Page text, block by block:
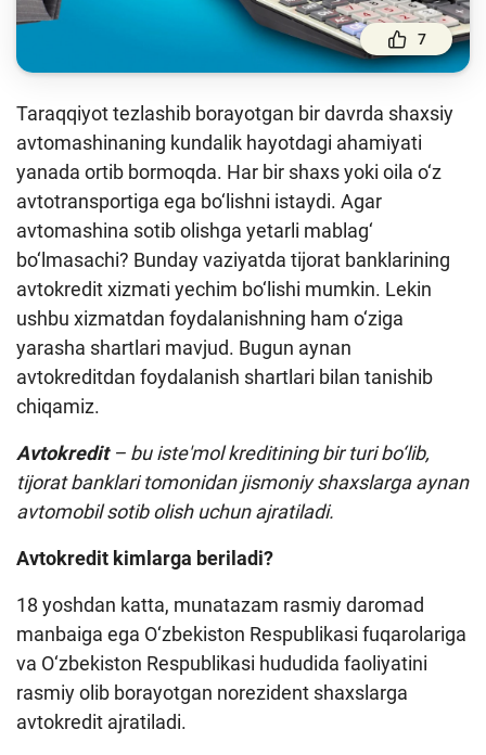
Kichik va oʻrta biznes vakillari uchun onlayn
Mehnat migrantlari uchun
O‘quv qo‘llanmalar
Loyihalar
Interaktiv xizmatlar
Fotogalereya
Loyiha haqida
Kengaytirilgan qidiruv
Sayt xaritasi
7
Taraqqiyot tezlashib borayotgan bir davrda shaxsiy
avtomashinaning kundalik hayotdagi ahamiyati
yanada ortib bormoqda. Har bir shaxs yoki oila o‘z
avtotransportiga ega bo‘lishni istaydi. Agar
avtomashina sotib olishga yetarli mablag‘
bo‘lmasachi? Bunday vaziyatda tijorat banklarining
avtokredit xizmati yechim bo‘lishi mumkin. Lekin
ushbu xizmatdan foydalanishning ham o‘ziga
yarasha shartlari mavjud. Bugun aynan
avtokreditdan foydalanish shartlari bilan tanishib
chiqamiz.
Avtokredit– bu iste'mol kreditining bir turi bo‘lib,
tijorat banklari tomonidan jismoniy shaxslarga aynan
avtomobil sotib olish uchun ajratiladi.
Avtokredit kimlarga beriladi?
18 yoshdan katta, munatazam rasmiy daromad
manbaiga ega O‘zbekiston Respublikasi fuqarolariga
va O‘zbekiston Respublikasi hududida faoliyatini
rasmiy olib borayotgan norezident shaxslarga
avtokredit ajratiladi.